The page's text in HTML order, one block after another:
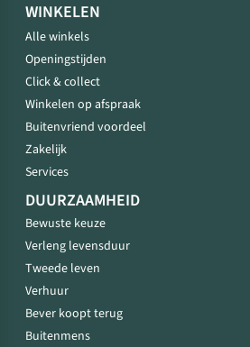
WINKELEN
Alle winkels
Openingstijden
Click & collect
Winkelen op afspraak
Buitenvriend voordeel
Zakelijk
Services
DUURZAAMHEID
Bewuste keuze
Verleng levensduur
Tweede leven
Verhuur
Bever koopt terug
Buitenmens